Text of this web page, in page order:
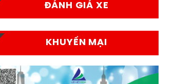
ĐÁNH GIÁ XE
KHUYẾN MẠI